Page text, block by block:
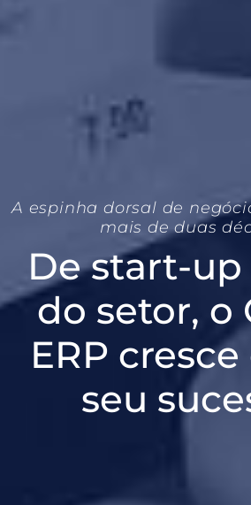
A espinha dorsal de
mais de duas
De start-
do setor, o
ERP
seu